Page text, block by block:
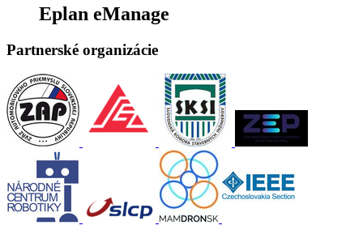
Eplan eManage
Partnerské organizácie